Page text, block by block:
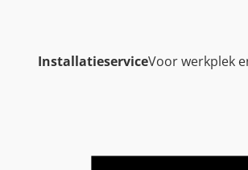
InstallatieserviceVoor werkplek